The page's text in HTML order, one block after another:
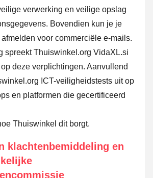
verwerking en veilige opslag
Bovendien kun je je
voor commerciële e-mails.
spreekt Thuiswinkel.org VidaXL.si
deze verplichtingen. Aanvullend
ICT-veiligheidstests uit op
en platformen die gecertificeerd
Thuiswinkel dit borgt.
klachtenbemiddeling en